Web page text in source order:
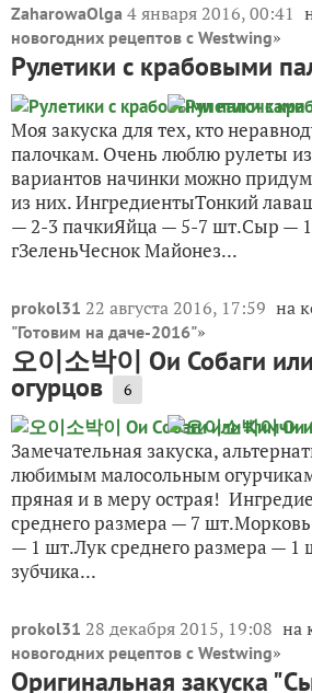
ZaharowaOlga 4 января 2016, 00:41
новогодних рецептов с Westwing»
Рулетики с крабовыми
Моя закуска для тех, кто
палочкам. Очень люблю рулеты
вариантов начинки можно
из них. ИнгредиентыТонкий
— 2-3 пачкиЯйца — 5-7 шт.Сыр —
гЗеленьЧеснок Майонез...
prokol31 22 августа 2016, 17:59 на
"Готовим на даче-2016"»
오이소박이 Ои Собаги
огурцов 6
Замечательная закуска,
любимым малосольным
пряная и в меру острая!
среднего размера — 7
— 1 шт.Лук среднего размера — 1
зубчика...
prokol31 28 декабря 2015, 19:08 на
новогодних рецептов с Westwing»
Оригинальная закуска